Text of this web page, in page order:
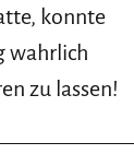
konnte
wahrlich
zu lassen!